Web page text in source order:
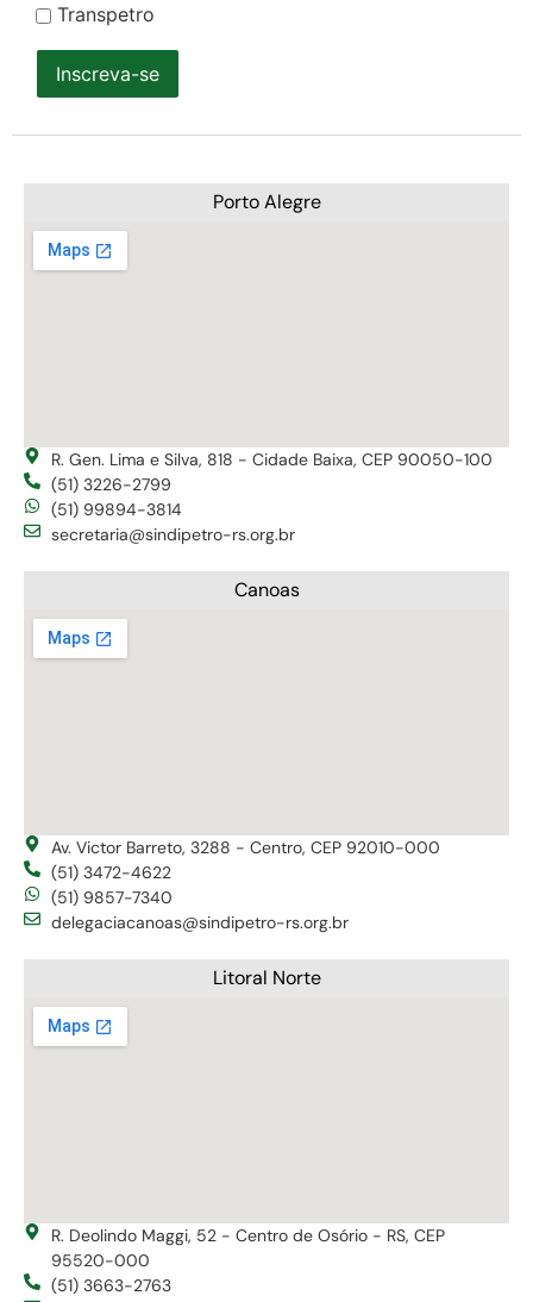
Transpetro
Inscreva-se
Porto Alegre
R. Gen. Lima e Silva, 818 - Cidade Baixa, CEP 90050-100
(51) 3226-2799
(51) 99894-3814
secretaria@sindipetro-rs.org.br
Canoas
Av. Victor Barreto, 3288 - Centro, CEP 92010-000
(51) 3472-4622
(51) 9857-7340
delegaciacanoas@sindipetro-rs.org.br
Litoral Norte
R. Deolindo Maggi, 52 - Centro de Osório - RS, CEP
95520-000
(51) 3663-2763